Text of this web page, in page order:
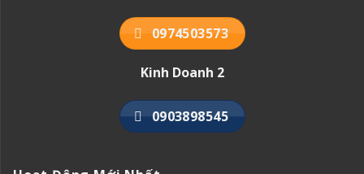
0974503573
Kinh Doanh 2
0903898545